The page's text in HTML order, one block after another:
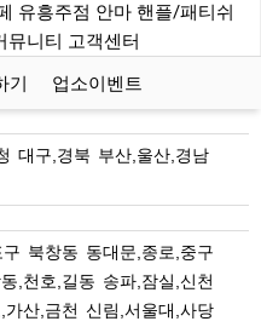
유흥주점 안마 핸플/패티쉬
뮤니티 고객센터
기 업소이벤트
대구,경북 부산,울산,경남
구 북창동 동대문,종로,중구
,천호,길동 송파,잠실,신천
가산,금천 신림,서울대,사당